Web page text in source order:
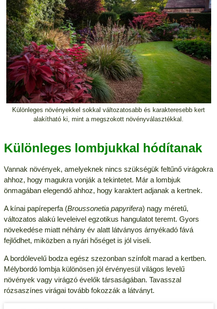
Különleges növényekkel sokkal változatosabb és karakteresebb kert
alakítható ki, mint a megszokott növényválasztékkal.
Különleges lombjukkal hódítanak
Vannak növények, amelyeknek nincs szükségük feltűnő virágokra
ahhoz, hogy magukra vonják a tekintetet. Már a lombjuk
önmagában elegendő ahhoz, hogy karaktert adjanak a kertnek.
A kínai papíreperfa (Broussonetia papyrifera) nagy méretű,
változatos alakú leveleivel egzotikus hangulatot teremt. Gyors
növekedése miatt néhány év alatt látványos árnyékadó fává
fejlődhet, miközben a nyári hőséget is jól viseli.
A bordólevelű bodza egész szezonban színfolt marad a kertben.
Mélybordó lombja különösen jól érvényesül világos levelű
növények vagy virágzó évelők társaságában. Tavasszal
rózsaszínes virágai tovább fokozzák a látványt.